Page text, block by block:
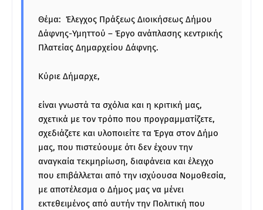
Θέμα: Έλεγχος Πράξεως Διοικήσεως Δήμου
Δάφνης-Υμηττού – Έργο ανάπλασης κεντρικής
Πλατείας Δημαρχείου Δάφνης.
Κύριε Δήμαρχε,
είναι γνωστά τα σχόλια και η κριτική μας,
σχετικά με τον τρόπο που προγραμματίζετε,
σχεδιάζετε και υλοποιείτε τα Έργα στον Δήμο
μας, που πιστεύουμε ότι δεν έχουν την
αναγκαία τεκμηρίωση, διαφάνεια και έλεγχο
που επιβάλλεται από την ισχύουσα Νομοθεσία,
με αποτέλεσμα ο Δήμος μας να μένει
εκτεθειμένος από αυτήν την Πολιτική που